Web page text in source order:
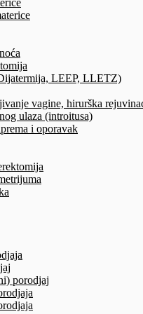
LEEP, LLETZ)
vagine, hirurška
ulaza (introitusa)
i oporavak
porodjaj